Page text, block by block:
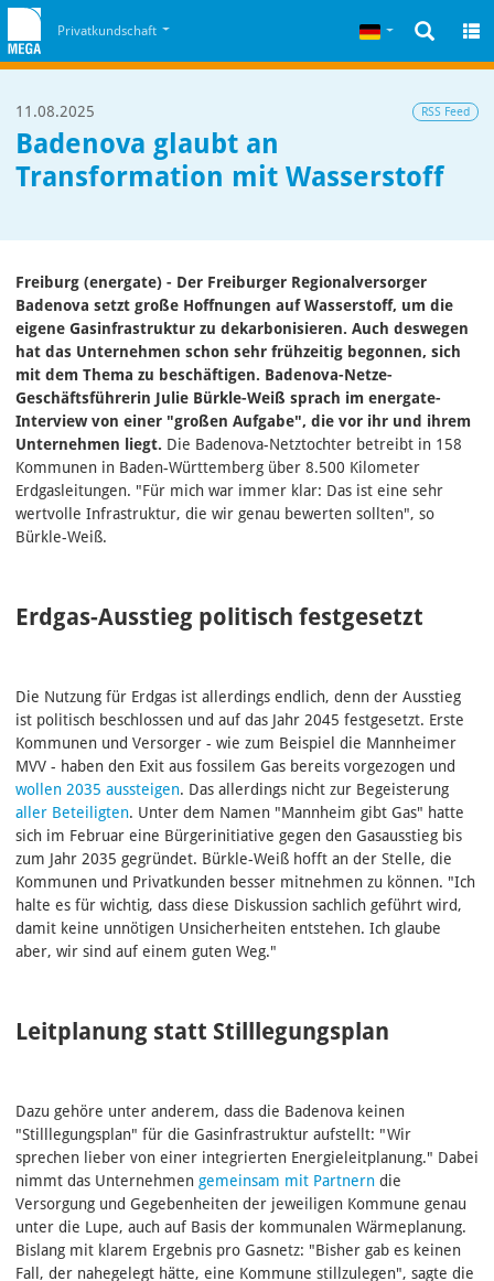
Zum Cookiehinweis
Privatkundschaft Deutsch
11.08.2025 RSS Feed
Badenova glaubt an
Transformation mit Wasserstoff
Freiburg (energate) - Der Freiburger Regionalversorger
Badenova setzt große Hoffnungen auf Wasserstoff, um die
eigene Gasinfrastruktur zu dekarbonisieren. Auch deswegen
hat das Unternehmen schon sehr frühzeitig begonnen, sich
mit dem Thema zu beschäftigen. Badenova-Netze-
Geschäftsführerin Julie Bürkle-Weiß sprach im energate-
Interview von einer "großen Aufgabe", die vor ihr und ihrem
Unternehmen liegt. Die Badenova-Netztochter betreibt in 158
Kommunen in Baden-Württemberg über 8.500 Kilometer
Erdgasleitungen. "Für mich war immer klar: Das ist eine sehr
wertvolle Infrastruktur, die wir genau bewerten sollten", so
Bürkle-Weiß.
Erdgas-Ausstieg politisch festgesetzt
Die Nutzung für Erdgas ist allerdings endlich, denn der Ausstieg
ist politisch beschlossen und auf das Jahr 2045 festgesetzt. Erste
Kommunen und Versorger - wie zum Beispiel die Mannheimer
MVV - haben den Exit aus fossilem Gas bereits vorgezogen und
wollen 2035 aussteigen. Das allerdings nicht zur Begeisterung
aller Beteiligten. Unter dem Namen "Mannheim gibt Gas" hatte
sich im Februar eine Bürgerinitiative gegen den Gasausstieg bis
zum Jahr 2035 gegründet. Bürkle-Weiß hofft an der Stelle, die
Kommunen und Privatkunden besser mitnehmen zu können. "Ich
halte es für wichtig, dass diese Diskussion sachlich geführt wird,
damit keine unnötigen Unsicherheiten entstehen. Ich glaube
aber, wir sind auf einem guten Weg."
Leitplanung statt Stilllegungsplan
Dazu gehöre unter anderem, dass die Badenova keinen
"Stilllegungsplan" für die Gasinfrastruktur aufstellt: "Wir
sprechen lieber von einer integrierten Energieleitplanung." Dabei
nimmt das Unternehmen gemeinsam mit Partnern die
Versorgung und Gegebenheiten der jeweiligen Kommune genau
unter die Lupe, auch auf Basis der kommunalen Wärmeplanung.
Bislang mit klarem Ergebnis pro Gasnetz: "Bisher gab es keinen
Fall, der nahegelegt hätte, eine Kommune stillzulegen", sagte die